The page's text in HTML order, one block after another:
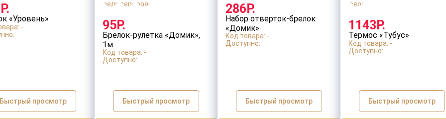
«Уровень»
-
Быстрый просмотр
95Р.
Брелок-рулетка «Домик»,
1м
Код товара: -
Доступно:
Быстрый просмотр
286Р.
Набор отверток-брелок
«Домик»
Код товара: -
Доступно:
Быстрый просмотр
1143Р.
Термос «Тубус»
Код товара: -
Доступно:
Быстрый просмотр